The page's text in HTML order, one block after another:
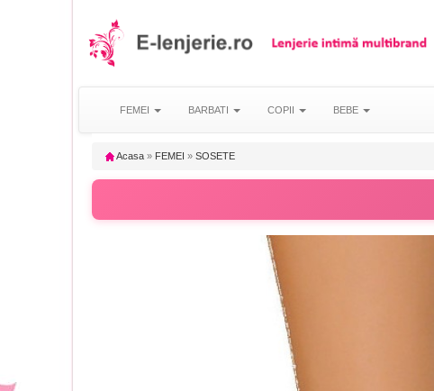
FEMEI BARBATI COPII BEBE
Acasa » FEMEI » SOSETE